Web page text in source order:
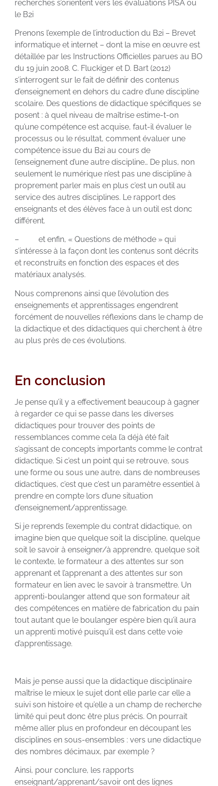
recherches s’orientent vers les évaluations PISA ou
le B2i
Prenons l’exemple de l’introduction du B2i – Brevet
informatique et internet – dont la mise en œuvre est
détaillée par les Instructions Officielles parues au BO
du 19 juin 2008. C. Fluckiger et D. Bart (2012)
s’interrogent sur le fait de définir des contenus
d’enseignement en dehors du cadre d’une discipline
scolaire. Des questions de didactique spécifiques se
posent : à quel niveau de maîtrise estime-t-on
qu’une compétence est acquise, faut-il évaluer le
processus ou le résultat, comment évaluer une
compétence issue du B2i au cours de
l’enseignement d’une autre discipline… De plus, non
seulement le numérique n’est pas une discipline à
proprement parler mais en plus c’est un outil au
service des autres disciplines. Le rapport des
enseignants et des élèves face à un outil est donc
différent.
– et enfin, « Questions de méthode » qui
s’intéresse à la façon dont les contenus sont décrits
et reconstruits en fonction des espaces et des
matériaux analysés.
Nous comprenons ainsi que l’évolution des
enseignements et apprentissages engendrent
forcément de nouvelles réflexions dans le champ de
la didactique et des didactiques qui cherchent à être
au plus près de ces évolutions.
En conclusion
Je pense qu’il y a effectivement beaucoup à gagner
à regarder ce qui se passe dans les diverses
didactiques pour trouver des points de
ressemblances comme cela l’a déjà été fait
s’agissant de concepts importants comme le contrat
didactique. Si c’est un point qui se retrouve, sous
une forme ou sous une autre, dans de nombreuses
didactiques, c’est que c’est un paramètre essentiel à
prendre en compte lors d’une situation
d’enseignement/apprentissage.
Si je reprends l’exemple du contrat didactique, on
imagine bien que quelque soit la discipline, quelque
soit le savoir à enseigner/à apprendre, quelque soit
le contexte, le formateur a des attentes sur son
apprenant et l’apprenant a des attentes sur son
formateur en lien avec le savoir à transmettre. Un
apprenti-boulanger attend que son formateur ait
des compétences en matière de fabrication du pain
tout autant que le boulanger espère bien qu’il aura
un apprenti motivé puisqu’il est dans cette voie
d’apprentissage.
Mais je pense aussi que la didactique disciplinaire
maîtrise le mieux le sujet dont elle parle car elle a
suivi son histoire et qu’elle a un champ de recherche
limité qui peut donc être plus précis. On pourrait
même aller plus en profondeur en découpant les
disciplines en sous-ensembles : vers une didactique
des nombres décimaux, par exemple ?
Ainsi, pour conclure, les rapports
enseignant/apprenant/savoir ont des lignes